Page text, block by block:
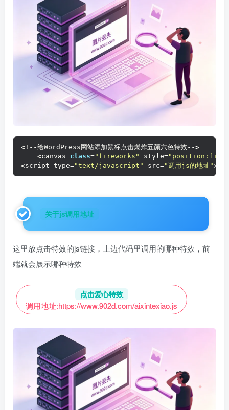
< !--给WordPress网站添加鼠标点击爆炸五颜六色特效-->
<canvas class="fireworks" style=
<script type="text/javascript" src="调用js的地址"><
关于js调用地址
这里放点击特效的js链接，上边代码里调用的哪种特效，前
端就会展示哪种特效
点击爱心特效
调用地址:https://www.902d.com/aixintexiao.js